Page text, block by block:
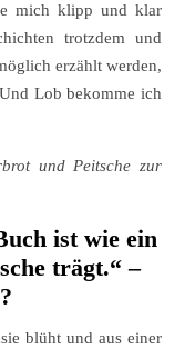
mich klipp und klar
trotzdem und
erzählt werden,
Lob bekomme ich
und Peitsche zur
ist wie ein
trägt.“ –
blüht und aus einer